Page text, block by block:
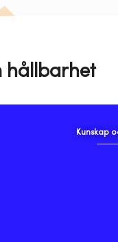
hållbarhet
Kunskap